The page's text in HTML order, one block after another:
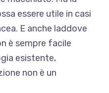
essere utile in casi
E anche laddove
è sempre facile
esistente,
non è un